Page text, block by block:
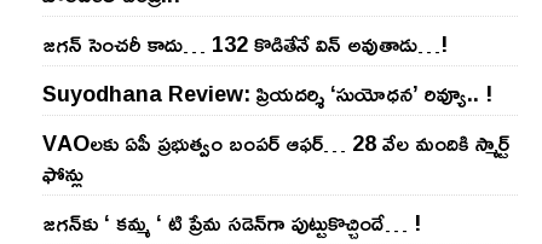
జ‌గ‌న్ సెంచ‌రీ కాదు… 132 కొడితేనే విన్ అవుతాడు…!
Suyodhana Review: ప్రియదర్శి ‘సుయోధన’ రివ్యూ.. !
VAOల‌కు ఏపీ ప్ర‌భుత్వం బంప‌ర్ ఆఫ‌ర్‌… 28 వేల మందికి స్మార్ట్
ఫోన్లు
జ‌గ‌న్‌కు ‘ క‌మ్మ ‘ టి ప్రేమ స‌డెన్‌గా పుట్టుకొచ్చిందే… !